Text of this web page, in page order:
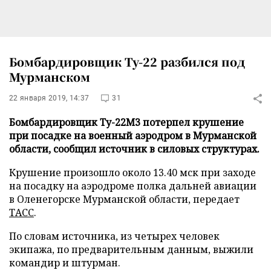
Бомбардировщик Ту-22 разбился под
Мурманском
22 января 2019, 14:37 31
Бомбардировщик Ту-22М3 потерпел крушение
при посадке на военный аэродром в Мурманской
области, сообщил источник в силовых структурах.
Крушение произошло около 13.40 мск при заходе
на посадку на аэродроме полка дальней авиации
в Оленегорске Мурманской области, передает
ТАСС.
По словам источника, из четырех человек
экипажа, по предварительным данным, выжили
командир и штурман.